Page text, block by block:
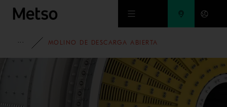
Ir al contenido principal
PORTAFOLIO
MOLINO DE DESCARGA ABIERTA